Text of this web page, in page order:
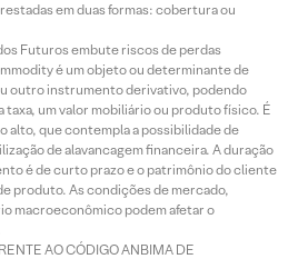
em duas formas: cobertura ou
Futuros embute riscos de perdas
é um objeto ou determinante de
outro instrumento derivativo, podendo
um valor mobiliário ou produto físico. É
alto, que contempla a possibilidade de
de alavancagem financeira. A duração
é de curto prazo e o patrimônio do cliente
produto. As condições de mercado,
macroeconômico podem afetar o
AO CÓDIGO ANBIMA DE